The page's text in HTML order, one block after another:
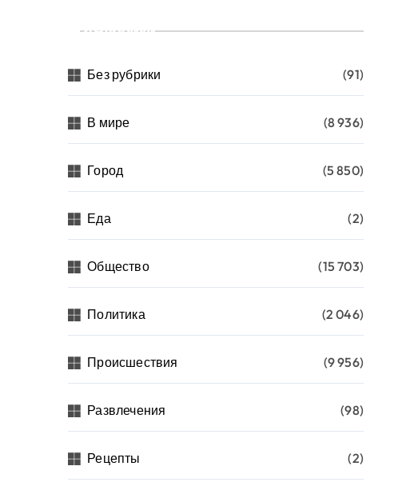
Рубрики
Без рубрики (91)
В мире (8 936)
Город (5 850)
Еда (2)
Общество (15 703)
Политика (2 046)
Происшествия (9 956)
Развлечения (98)
Рецепты (2)